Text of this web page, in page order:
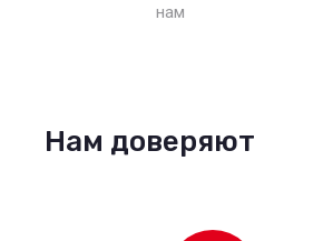
нам
Нам доверяют